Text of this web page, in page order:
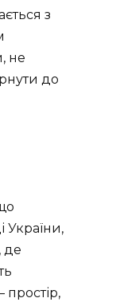
з
не
до
України,
де